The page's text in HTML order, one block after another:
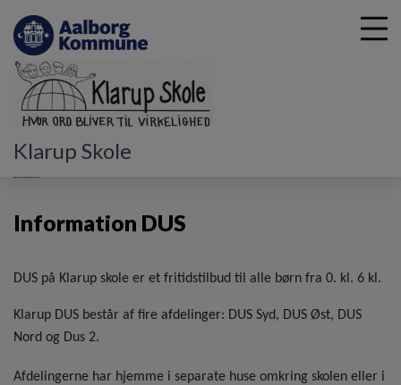
Klarup Skole
Information DUS
Information DUS
DUS på Klarup skole er et fritidstilbud til alle børn fra 0. kl. 6 kl.
Klarup DUS består af fire afdelinger: DUS Syd, DUS Øst, DUS
Nord og Dus 2.
Afdelingerne har hjemme i separate huse omkring skolen eller i